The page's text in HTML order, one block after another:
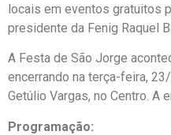
locais em eventos gratuitos
presidente da Fenig Raquel
A Festa de São Jorge
encerrando na terça-feira,
Getúlio Vargas, no Centro. A
Programação: